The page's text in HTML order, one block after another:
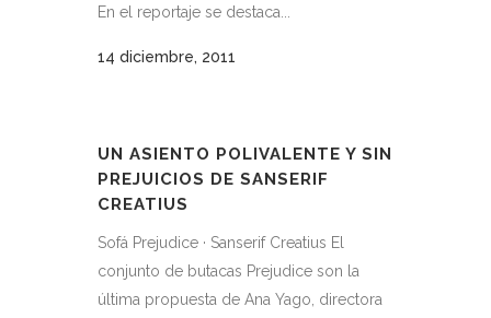
En el reportaje se destaca...
14 diciembre, 2011
UN ASIENTO POLIVALENTE Y SIN
PREJUICIOS DE SANSERIF
CREATIUS
Sofá Prejudice · Sanserif Creatius El
conjunto de butacas Prejudice son la
última propuesta de Ana Yago, directora